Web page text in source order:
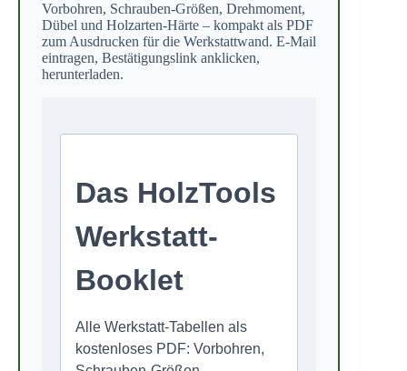
Vorbohren, Schrauben-Größen, Drehmoment,
Dübel und Holzarten-Härte – kompakt als PDF
zum Ausdrucken für die Werkstattwand. E-Mail
eintragen, Bestätigungslink anklicken,
herunterladen.